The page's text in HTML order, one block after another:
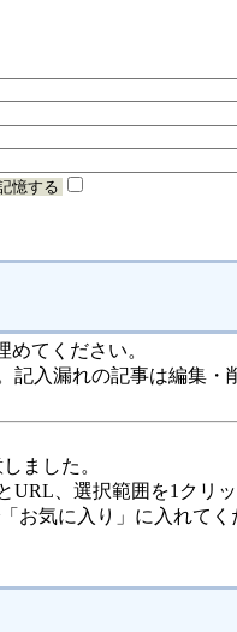
憶する
てください。
記入漏れの記事は編集・
ました。
URL、選択範囲を1クリ
お気に入り」に入れてく